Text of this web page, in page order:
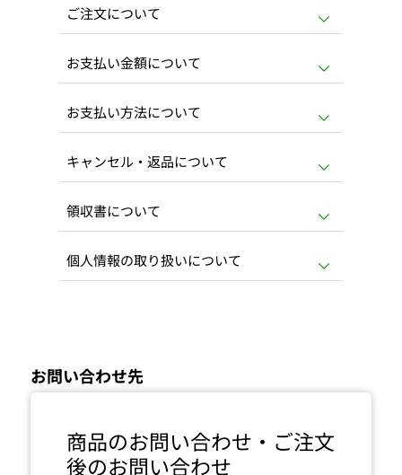
ご注文について
お支払い金額について
お支払い方法について
キャンセル・返品について
領収書について
個人情報の取り扱いについて
お問い合わせ先
商品のお問い合わせ・ご注文
後のお問い合わせ